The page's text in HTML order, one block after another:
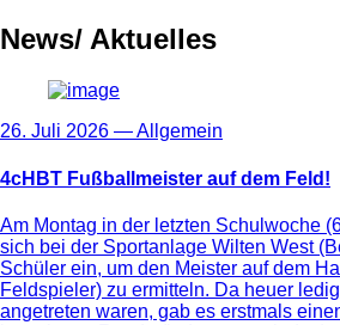
News/ Aktuelles
26. Juli 2026 —Allgemein
4cHBT Fußballmeister auf dem Feld!
Am Montag in der letzten Schulwoche
sich bei der Sportanlage Wilten West
Schüler ein, um den Meister auf dem
Feldspieler) zu ermitteln. Da heuer
angetreten waren, gab es erstmals